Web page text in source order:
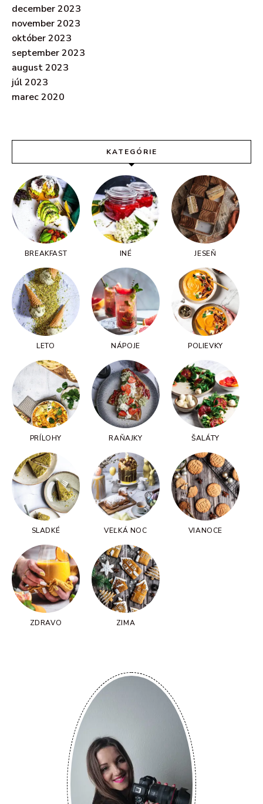
december 2023
november 2023
október 2023
september 2023
august 2023
júl 2023
marec 2020
KATEGÓRIE
BREAKFAST INÉ JESEŇ
LETO NÁPOJE POLIEVKY
PRÍLOHY RAŇAJKY ŠALÁTY
SLADKÉ VEĽKÁ NOC VIANOCE
ZDRAVO ZIMA